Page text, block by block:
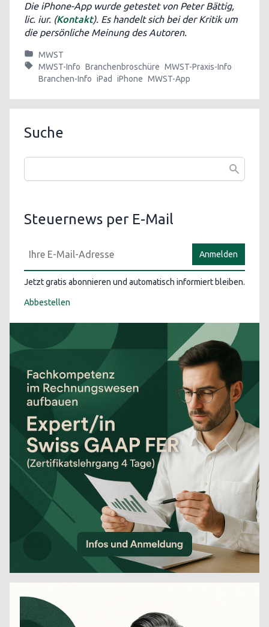
Die iPhone-App wurde getestet von Peter Bättig,
lic. iur. (Kontakt). Es handelt sich bei der Kritik um
die persönliche Meinung des Autoren.
MWST
MWST-Info Branchenbroschüre MWST-Praxis-Info
Branchen-Info iPad iPhone MWST-App
Suche
Steuernews per E-Mail
Anmelden
Jetzt gratis abonnieren und automatisch informiert bleiben.
Abbestellen